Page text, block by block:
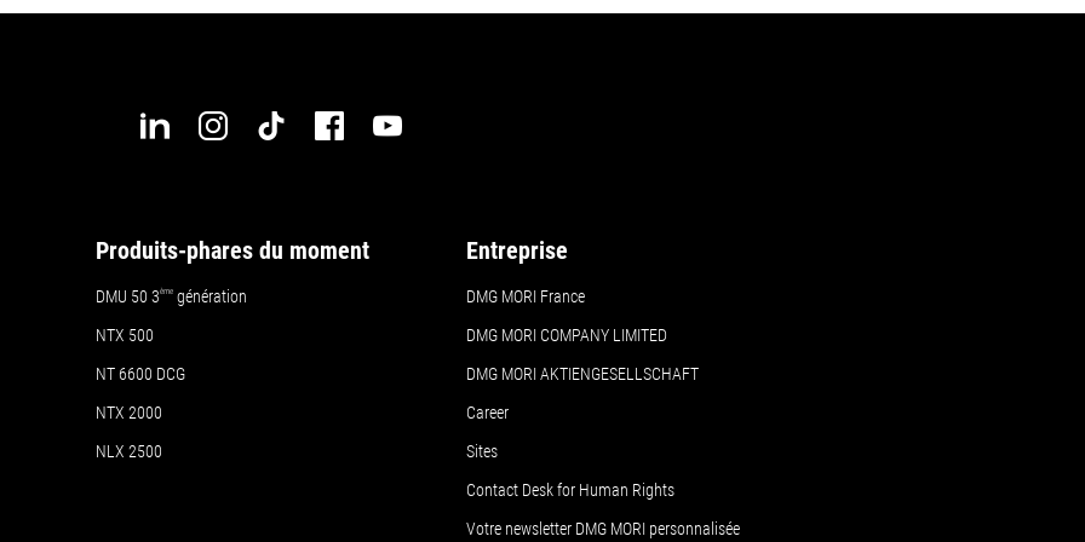
Produits-phares du moment
DMU 50 3ème génération
NTX 500
NT 6600 DCG
NTX 2000
NLX 2500
Entreprise
DMG MORI France
DMG MORI COMPANY LIMITED
DMG MORI AKTIENGESELLSCHAFT
Career
Sites
Contact Desk for Human Rights
Votre newsletter DMG MORI personnalisée